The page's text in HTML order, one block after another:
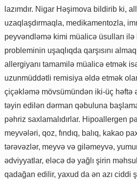
lazımdır. Nigar Həşimova bildirib ki,
uzaqlaşdırmaqla, medikamentozla,
peyvəndləmə kimi müalicə üsulları ilə
probleminin uşaqlıqda qarşısını
allergiyanı tamamilə müalicə etmək
uzunmüddətli remisiya əldə etmək
çiçəkləmə mövsümündən iki-üç həftə
təyin edilən dərman qəbuluna
pəhriz saxlamalıdırlar. Hipoallergen
meyvələri, qoz, fındıq, balıq, kakao
tərəvəzlər, meyvə və giləmeyvə,
ədviyyatlar, eləcə də yağlı şirin
qadağan edilir, yaxud da ən azı ciddi